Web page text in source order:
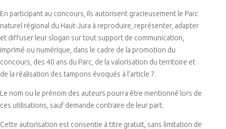
En participant au concours, ils autorisent gracieusement le Parc
naturel régional du Haut-Jura à reproduire, représenter, adapter
et diffuser leur slogan sur tout support de communication,
imprimé ou numérique, dans le cadre de la promotion du
concours, des 40 ans du Parc, de la valorisation du territoire et
de la réalisation des tampons évoqués à l’article 7.
Le nom ou le prénom des auteurs pourra être mentionné lors de
ces utilisations, sauf demande contraire de leur part.
Cette autorisation est consentie à titre gratuit, sans limitation de